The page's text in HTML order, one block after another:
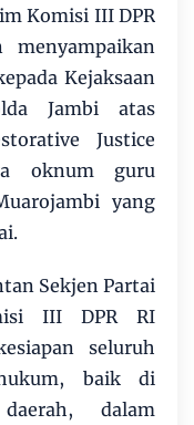
Komisi III DPR
Kejaksaan
Jambi atas
Justice
oknum guru
yang
Sekjen Partai
III DPR RI
seluruh
baik di
dalam